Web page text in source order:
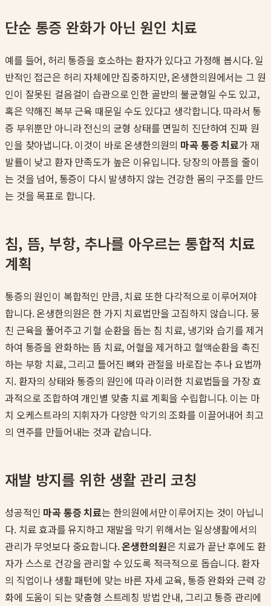
단순 통증 완화가 아닌 원인 치료
예를 들어, 허리 통증을 호소하는 환자가 있다고 가정해 봅시다. 일
반적인 접근은 허리 자체에만 집중하지만, 온생한의원에서는 그 원
인이 잘못된 걸음걸이 습관으로 인한 골반의 불균형일 수도 있고,
혹은 약해진 복부 근육 때문일 수도 있다고 생각합니다. 따라서 통
증 부위뿐만 아니라 전신의 균형 상태를 면밀히 진단하여 진짜 원
인을 찾아냅니다. 이것이 바로 온생한의원의 마곡 통증 치료가 재
발률이 낮고 환자 만족도가 높은 이유입니다. 당장의 아픔을 줄이
는 것을 넘어, 통증이 다시 발생하지 않는 건강한 몸의 구조를 만드
는 것을 목표로 합니다.
침, 뜸, 부항, 추나를 아우르는 통합적 치료
계획
통증의 원인이 복합적인 만큼, 치료 또한 다각적으로 이루어져야
합니다. 온생한의원은 한 가지 치료법만을 고집하지 않습니다. 뭉
친 근육을 풀어주고 기혈 순환을 돕는 침 치료, 냉기와 습기를 제거
하여 통증을 완화하는 뜸 치료, 어혈을 제거하고 혈액순환을 촉진
하는 부항 치료, 그리고 틀어진 뼈와 관절을 바로잡는 추나 요법까
지. 환자의 상태와 통증의 원인에 따라 이러한 치료법들을 가장 효
과적으로 조합하여 개인별 맞춤 치료 계획을 수립합니다. 이는 마
치 오케스트라의 지휘자가 다양한 악기의 조화를 이끌어내어 최고
의 연주를 만들어내는 것과 같습니다.
재발 방지를 위한 생활 관리 코칭
성공적인 마곡 통증 치료는 한의원에서만 이루어지는 것이 아닙니
다. 치료 효과를 유지하고 재발을 막기 위해서는 일상생활에서의
관리가 무엇보다 중요합니다.온생한의원은 치료가 끝난 후에도 환
자가 스스로 건강을 관리할 수 있도록 적극적으로 돕습니다. 환자
의 직업이나 생활 패턴에 맞는 바른 자세 교육, 통증 완화와 근력 강
화에 도움이 되는 맞춤형 스트레칭 방법 안내, 그리고 통증 관리에